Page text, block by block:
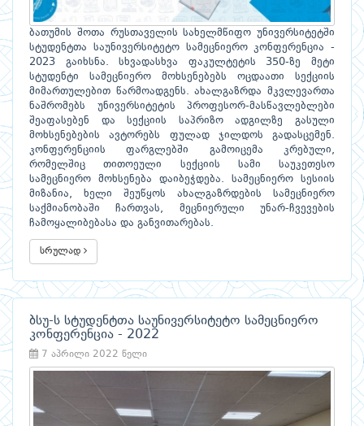
ბათუმის შოთა რუსთაველის სახელმწიფო უნივერსიტეტში
სტუდენტთა საუნივერსიტეტო სამეცნიერო კონფერენცია -
2023 გაიხსნა. სხვადასხვა ფაკულტეტის 350-ზე მეტი
სტუდენტი სამეცნიერო მოხსენებებს ოცდაათი სექციის
მიმართულებით წარმოადგენს. ახალგაზრდა მკვლევართა
ნაშრომებს უნივერსიტეტის პროფესორ-მასწავლებლები
შეაფასებენ და სექციის საპრიზო ადგილზე გასული
მოხსენებების ავტორებს ფულად ჯილდოს გადასცემენ.
კონფერენციის ფარგლებში გამოიცემა კრებული,
რომელშიც თითოეული სექციის სამი საუკეთესო
სამეცნიერო მოხსენება დაიბეჭდება. სამეცნიერო სესიის
მიზანია, ხელი შეუწყოს ახალგაზრდების სამეცნიერო
საქმიანობაში ჩართვას, მეცნიერული უნარ-ჩვევების
ჩამოყალიბებასა და განვითარებას.
სრულად
ბსუ-ს სტუდენტთა საუნივერსიტეტო სამეცნიერო
კონფერენცია - 2022
7 აპრილი 2022 წელი